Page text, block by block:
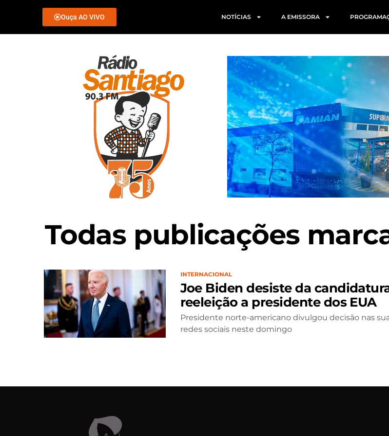
Ouça AO VIVO NOTÍCIAS A EMISSORA
Todas publicações
INTERNACIONAL
Joe Biden desiste da
reeleição a presidente dos EUA
Presidente norte-americano divulgou decisão nas
redes sociais neste domingo